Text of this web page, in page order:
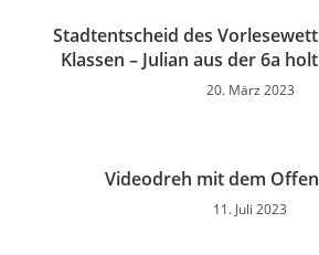
Stadtentscheid des
Klassen – Julian aus der 6a
20. März 2023
Videodreh mit dem
11. Juli 2023